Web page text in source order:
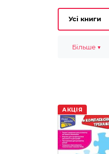
Усі книги
без ламінації
Більше ▼
АКЦІЯ